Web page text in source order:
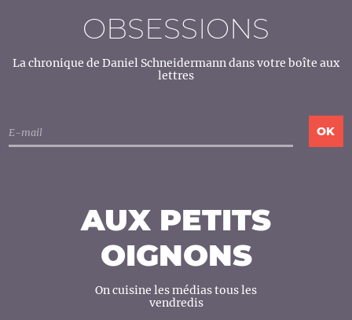
OBSESSIONS
La chronique de Daniel Schneidermann dans votre boîte aux
lettres
AUX PETITS
OIGNONS
On cuisine les médias tous les
vendredis